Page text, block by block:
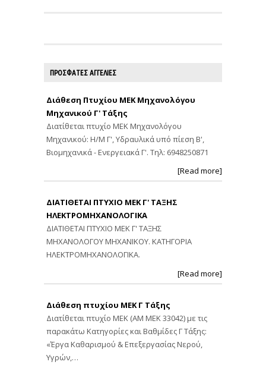
ΠΡΟΣΦΑΤΕΣ ΑΓΓΕΛΙΕΣ
Διάθεση Πτυχίου ΜΕΚ Μηχανολόγου
Μηχανικού Γ' Τάξης
Διατίθεται πτυχίο ΜΕΚ Μηχανολόγου
Μηχανικού: Η/Μ Γ', Υδραυλικά υπό πίεση Β',
Βιομηχανικά - Ενεργειακά Γ'. Τηλ: 6948250871
[Read more]
ΔΙΑΤΙΘΕΤΑΙ ΠΤΥΧΙΟ ΜΕΚ Γ' ΤΑΞΗΣ
ΗΛΕΚΤΡΟΜΗΧΑΝΟΛΟΓΙΚΑ
ΔΙΑΤΙΘΕΤΑΙ ΠΤΥΧΙΟ ΜΕΚ Γ' ΤΑΞΗΣ
ΜΗΧΑΝΟΛΟΓΟΥ ΜΗΧΑΝΙΚΟΥ. ΚΑΤΗΓΟΡΙΑ
ΗΛΕΚΤΡΟΜΗΧΑΝΟΛΟΓΙΚΑ.
[Read more]
Διάθεση πτυχίου ΜΕΚ Γ Τάξης
Διατίθεται πτυχίο ΜΕΚ (ΑΜ ΜΕΚ 33042) με τις
παρακάτω Κατηγορίες και Βαθμίδες Γ Τάξης:
«Έργα Καθαρισμού & Επεξεργασίας Νερού,
Υγρών,…